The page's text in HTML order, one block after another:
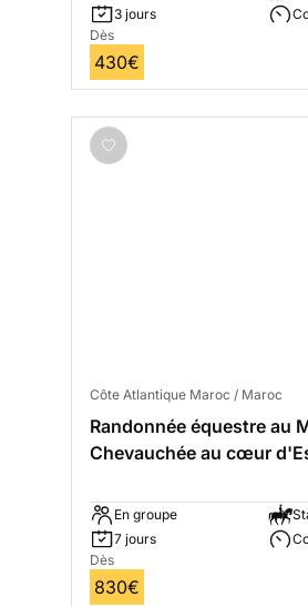
3 jours
Dès
430€
Côte Atlantique Maroc / Maroc
Randonnée équestre au
Chevauchée au cœur
En groupe
7 jours
Dès
830€